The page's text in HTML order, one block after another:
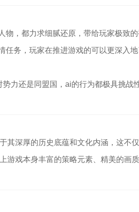
，都力求细腻还原，带给玩家极致的
任务，玩家在推进游戏的可以更深入
力还是同盟国，ai的行为都极具挑战
其深厚的历史底蕴和文化内涵，这不
游戏本身丰富的策略元素、精美的画